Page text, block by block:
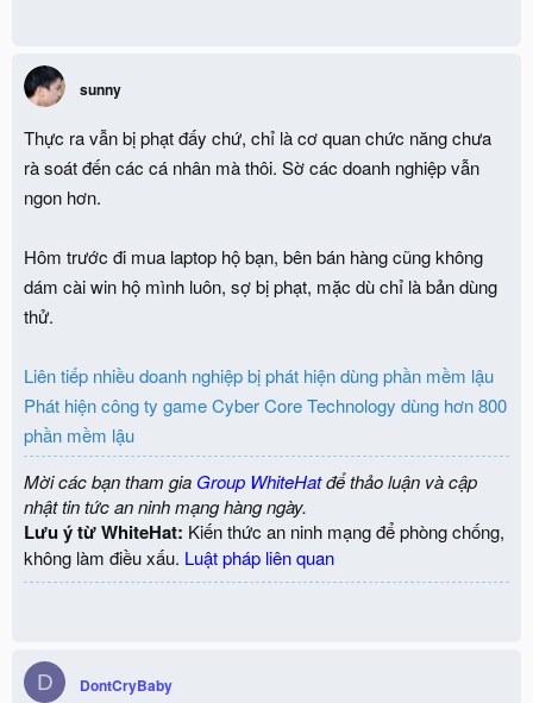
sunny
Thực ra vẫn bị phạt đấy chứ, chỉ là cơ quan chức năng chưa
rà soát đến các cá nhân mà thôi. Sờ các doanh nghiệp vẫn
ngon hơn.
Hôm trước đi mua laptop hộ bạn, bên bán hàng cũng không
dám cài win hộ mình luôn, sợ bị phạt, mặc dù chỉ là bản dùng
thử.
Liên tiếp nhiều doanh nghiệp bị phát hiện dùng phần mềm lậu
Phát hiện công ty game Cyber Core Technology dùng hơn 800
phần mềm lậu
Mời các bạn tham gia Group WhiteHatđể thảo luận và cập
nhật tin tức an ninh mạng hàng ngày.
Lưu ý từ WhiteHat: Kiến thức an ninh mạng để phòng chống,
không làm điều xấu. Luật pháp liên quan
D DontCryBaby